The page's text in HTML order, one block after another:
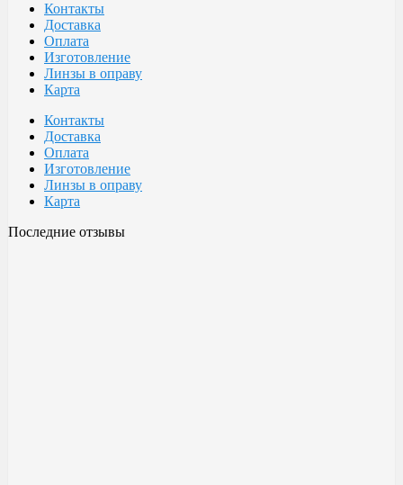
Контакты
Доставка
Оплата
Изготовление
Линзы в оправу
Карта
Контакты
Доставка
Оплата
Изготовление
Линзы в оправу
Карта
Последние отзывы